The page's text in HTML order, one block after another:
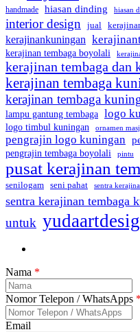
handmade hiasan dinding hiasan
interior design jual
kerajinankuningan
kerajinan tembaga boyolali
kerajinan tembaga dan
kerajinan tembaga
kerajinan tembaga
lampu gantung tembaga logo
logo timbul kuningan ornamen
pengrajin logo kuningan
pengrajin tembaga boyolali
pintu
pusat kerajinan
senilogam seni pahat sentra
sentra kerajinan tembaga
untuk
Nama *
Nomor Telepon / WhatsApps *
Email